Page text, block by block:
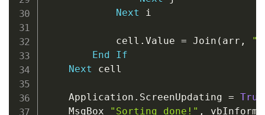
Next i
            cell
. Value = Join ( arr ,
End
If
Next cell
    Application
. ScreenUpdating = True
    MsgBox
"Sorting done!" ,